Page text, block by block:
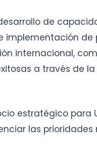
de
implementación de
internacional,
a través de
estratégico para
las